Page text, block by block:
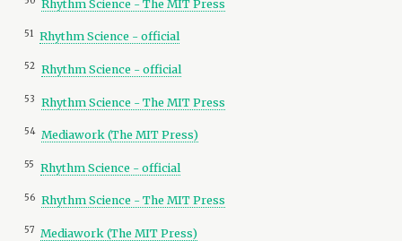
Rhythm Science - The MIT Press
51 Rhythm Science - official
52 Rhythm Science - official
53 Rhythm Science - The MIT Press
54 Mediawork (The MIT Press)
55 Rhythm Science - official
56 Rhythm Science - The MIT Press
57 Mediawork (The MIT Press)